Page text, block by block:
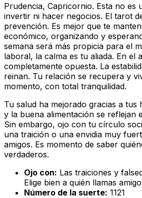
Prudencia, Capricornio. Esta no es
invertir ni hacer negocios. El tarot
prevención. Es mejor que te
económico, organizando y
semana será más propicia para el
laboral, la calma es tu aliada. En el
completamente opuesta. La
reinan. Tu relación se recupera y
momento, con total tranquilidad.
Tu salud ha mejorado gracias a tus
y la buena alimentación se reflejan
Sin embargo, ojo con tu círculo
una traición o una envidia muy
amigos. Es momento de saber
verdaderos.
Ojo con: Las traiciones y
Elige bien a quién llamas
Número de la suerte: 1121